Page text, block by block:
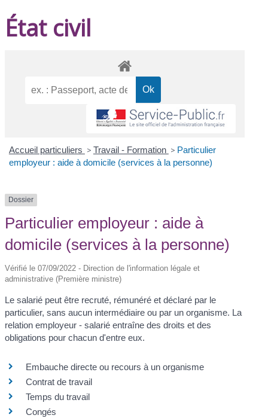
État civil
Accueil particuliers > Travail - Formation > Particulier
employeur : aide à domicile (services à la personne)
Dossier
Particulier employeur : aide à
domicile (services à la personne)
Vérifié le 07/09/2022 - Direction de l'information légale et
administrative (Première ministre)
Le salarié peut être recruté, rémunéré et déclaré par le
particulier, sans aucun intermédiaire ou par un organisme. La
relation employeur - salarié entraîne des droits et des
obligations pour chacun d'entre eux.
Embauche directe ou recours à un organisme
Contrat de travail
Temps du travail
Congés